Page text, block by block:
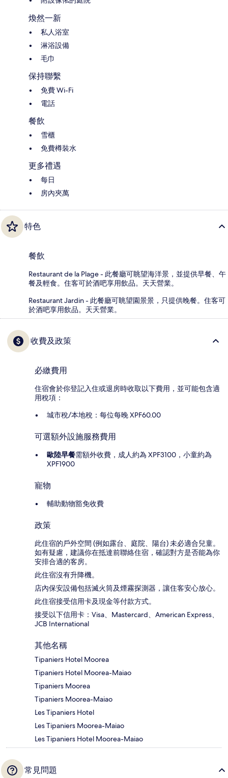
煥然一新
私人浴室
淋浴設備
毛巾
保持聯繫
免費 Wi-Fi
電話
餐飲
雪櫃
免費樽裝水
更多禮遇
每日
房內夾萬
特色
餐飲
Restaurant de la Plage - 此餐廳可眺望海洋景，並提供早餐、午
餐及輕食。住客可於酒吧享用飲品。天天營業。
Restaurant Jardin - 此餐廳可眺望園景景，只提供晚餐。住客可
於酒吧享用飲品。天天營業。
收費及政策
必繳費用
住宿會於你登記入住或退房時收取以下費用，並可能包含適
用稅項：
城市稅/本地稅：每位每晚 XPF60.00
可選額外設施服務費用
歐陸早餐需額外收費，成人約為 XPF3100，小童約為
XPF1900
寵物
輔助動物豁免收費
政策
此住宿的戶外空間 (例如露台、庭院、陽台) 未必適合兒童。
如有疑慮，建議你在抵達前聯絡住宿，確認對方是否能為你
安排合適的客房。
此住宿沒有升降機。
店內保安設備包括滅火筒及煙霧探測器，讓住客安心放心。
此住宿接受信用卡及現金等付款方式。
接受以下信用卡：Visa、Mastercard、American Express、
JCB International
其他名稱
Tipaniers Hotel Moorea
Tipaniers Hotel Moorea-Maiao
Tipaniers Moorea
Tipaniers Moorea-Maiao
Les Tipaniers Hotel
Les Tipaniers Moorea-Maiao
Les Tipaniers Hotel Moorea-Maiao
常見問題